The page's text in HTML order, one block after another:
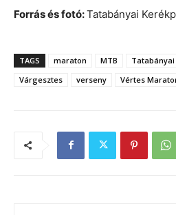
Forrás és fotó:Tatabányai
TAGS maraton MTB
Várgesztes
verseny Vértes